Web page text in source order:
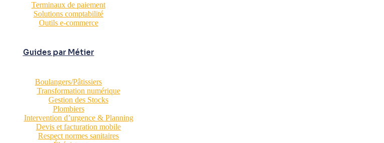
Terminaux de paiement
Solutions comptabilité
Outils e-commerce
Guides par Métier
Boulangers/Pâtissiers
Transformation numérique
Gestion des Stocks
Plombiers
Intervention d’urgence & Planning
Devis et facturation mobile
Respect normes sanitaires